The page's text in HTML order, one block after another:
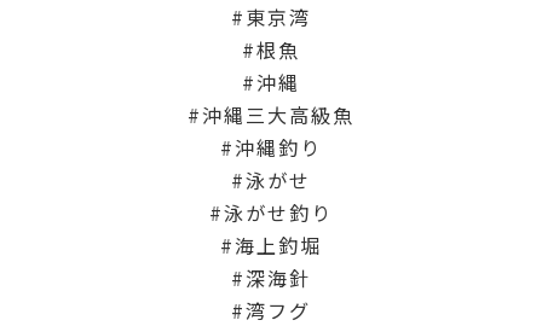
東京湾
根魚
沖縄
沖縄三大高級魚
沖縄釣り
泳がせ
泳がせ釣り
海上釣堀
深海針
湾フグ